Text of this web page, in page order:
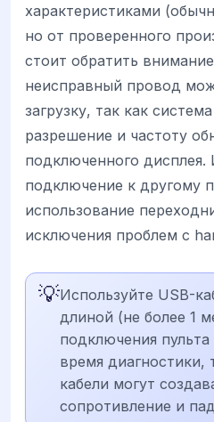
характеристиками
но от проверенного
стоит обратить
неисправный провод
загрузку, так как
разрешение и частоту
подключенного дисплея.
подключение к другому
использование
исключения проблем с
💡Используйте USB-
длиной (не более 1
подключения
время диагностики,
кабели могут
сопротивление и